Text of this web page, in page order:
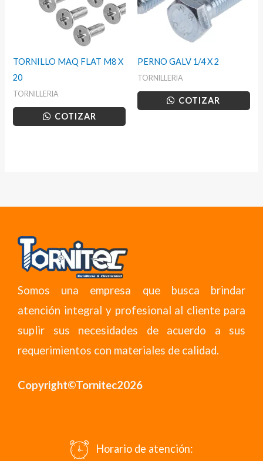
TORNILLO MAQ FLAT M8 X
20
TORNILLERIA
COTIZAR
PERNO GALV 1/4 X 2
TORNILLERIA
COTIZAR
Somos una empresa que busca brindar
atención integral y profesional al cliente para
suplir sus necesidades de acuerdo a sus
requerimientos con materiales de calidad.
Copyright©Tornitec2026
Horario de atención: